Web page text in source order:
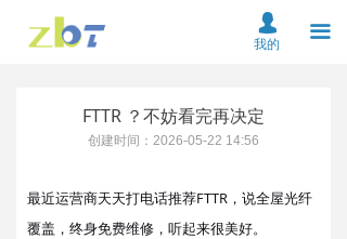
끀
首页
产品中心
资料下载
넙
我的
FTTR ？不妨看完再决定
创建时间： 2026-05-22 14:56
最近运营商天天打电话推荐FTTR，说全屋光纤
覆盖，终身免费维修，听起来很美好。